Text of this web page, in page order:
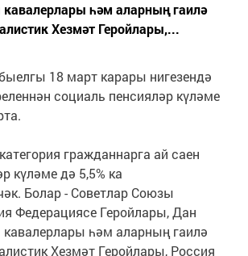
һәм аларның гаилә
Хезмәт Геройлары,...
18 март карары нигезендә
социаль пенсияләр күләме
гражданнарга ай саен
күләме дә 5,5% ка
Болар - Советлар Союзы
Федерациясе Геройлары, Дан
һәм аларның гаилә
Хезмәт Геройлары, Россия